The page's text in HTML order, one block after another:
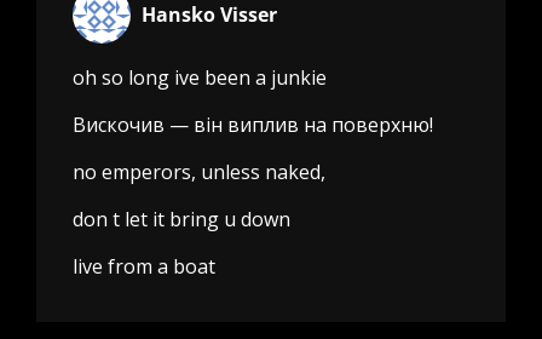
Hansko Visser
oh so long ive been a junkie
Вискочив — він виплив на поверхню!
no emperors, unless naked,
don t let it bring u down
live from a boat